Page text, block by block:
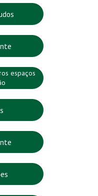
espaços